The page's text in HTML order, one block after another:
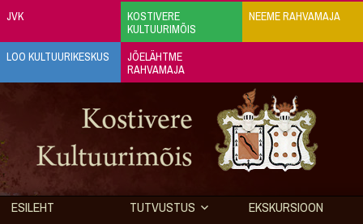
JVK
KOSTIVERE
KULTUURIMÕIS
NEEME RAHVAMAJA
LOO KULTUURIKESKUS
JÕELÄHTME
RAHVAMAJA
ESILEHT TUTVUSTUS EKSKURSIOON